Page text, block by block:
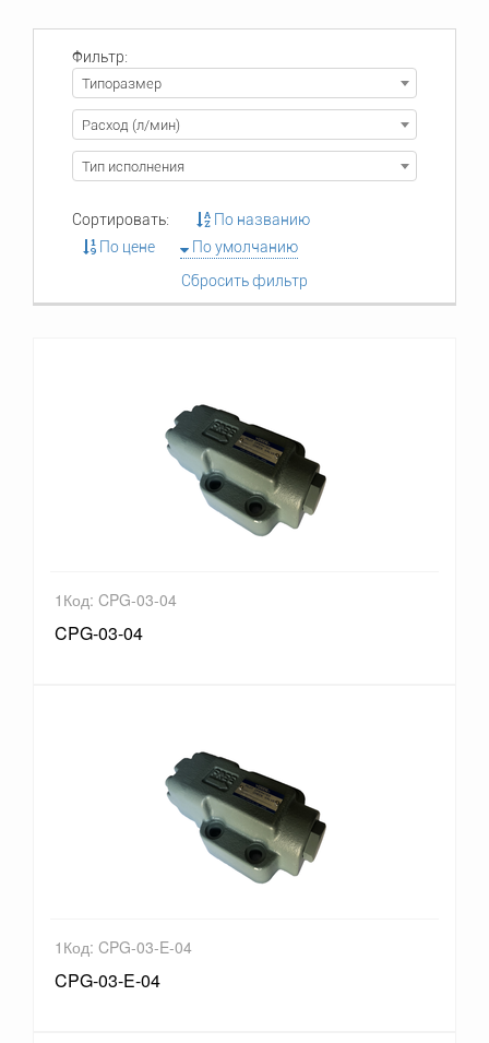
Фильтр:
Типоразмер
Расход (л/мин)
Тип исполнения
Сортировать:
По названию
По цене
По умолчанию
Сбросить фильтр
1Код: CPG-03-04
CPG-03-04
1Код: CPG-03-E-04
CPG-03-E-04